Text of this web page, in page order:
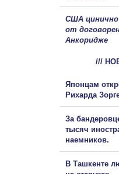
США цинично
от
Анкоридже
///
Японцам
Рихарда
За
тысяч
наемников.
В Ташкенте